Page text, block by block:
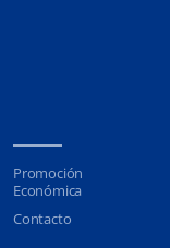
Promoción
Económica
Contacto